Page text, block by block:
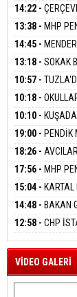
Hasan Ali
Bir Satırın
Ezgi Kılıç
SİVAS:
BARIŞ
ADANMAK
Meltem
MAHKEMEDEN
14:22 -
İŞLEYECEK?
13:38 - MHP
DEVAM EDİYOR
14:45 -
ADLİYEYE
13:18 - SOKAK
ÜMRANİYE’DE
10:57 -
YAĞ TOPLANDI
10:18 -
BİN PERSONEL
GELİYOR
10:10 -
DALGADA 15
19:00 - PENDİK
PEHLİVAN
18:26 -
ÇANKAYA
17:56 - MHP
KIR KARTAL
AĞIRLADI
15:04 - KARTAL
İÇİN DEV
14:48 - BAKAN
VE
12:58 - CHP
VİDEO GALERİ